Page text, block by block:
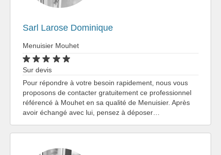
Sarl Larose Dominique
Menuisier Mouhet
Sur devis
Pour répondre à votre besoin rapidement, nous vous
proposons de contacter gratuitement ce professionnel
référencé à Mouhet en sa qualité de Menuisier. Après
avoir échangé avec lui, pensez à déposer…